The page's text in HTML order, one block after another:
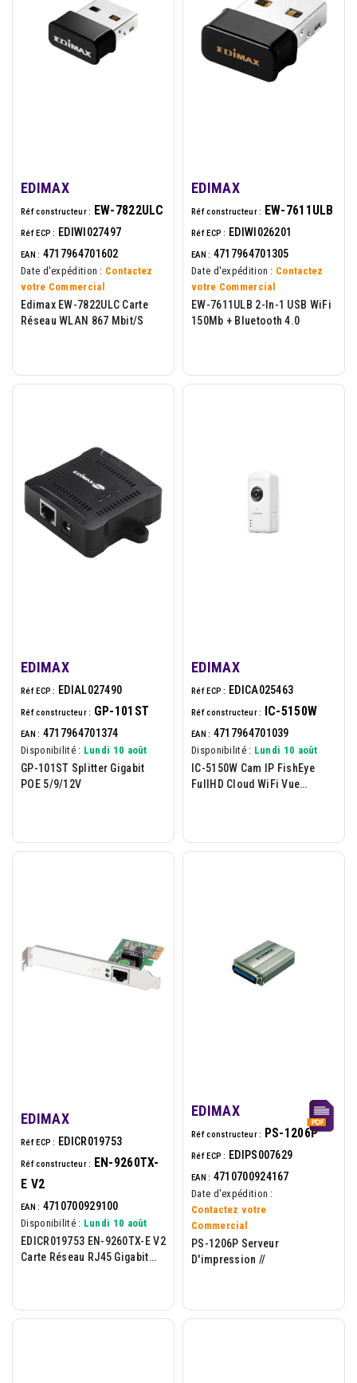
EDIMAX
Réf constructeur : EW-7822ULC
Réf ECP : EDIWI027497
EAN : 4717964701602
Date d'expédition : Contactez
votre Commercial
Edimax EW-7822ULC Carte
Réseau WLAN 867 Mbit/s
EDIMAX
Réf constructeur : EW-7611ULB
Réf ECP : EDIWI026201
EAN : 4717964701305
Date d'expédition : Contactez
votre Commercial
EW-7611ULB 2-In-1 USB WiFi
150Mb + Bluetooth 4.0
EDIMAX
Réf ECP : EDIAL027490
Réf constructeur : GP-101ST
EAN : 4717964701374
Disponibilité : Lundi 10 août
GP-101ST Splitter Gigabit
POE 5/9/12V
EDIMAX
Réf ECP : EDICA025463
Réf constructeur : IC-5150W
EAN : 4717964701039
Disponibilité : Lundi 10 août
IC-5150W Cam IP FishEye
FullHD Cloud WiFi Vue
EDIMAX
Réf ECP : EDICR019753
Réf constructeur :
EN-9260TX-
E V2
EAN : 4710700929100
Disponibilité : Lundi 10 août
EDICR019753 EN-9260TX-E V2
Carte Réseau RJ45 Gigabit
EDIMAX
Réf constructeur : PS-1206P
Réf ECP : EDIPS007629
EAN : 4710700924167
Date d'expédition :
Contactez votre
Commercial
PS-1206P Serveur
D'impression //